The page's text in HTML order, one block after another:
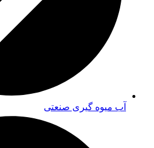
آب میوه گیری صنعتی